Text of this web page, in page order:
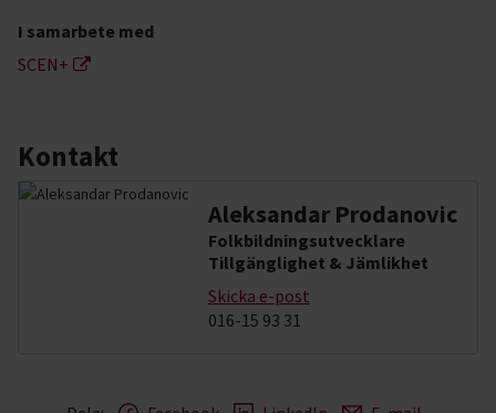
I samarbete med
SCEN+
Kontakt
Aleksandar Prodanovic
Folkbildningsutvecklare
Tillgänglighet & Jämlikhet
Skicka e-post
016-15 93 31